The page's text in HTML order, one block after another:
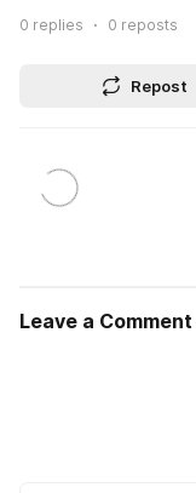
0 replies 0 reposts
Repost
Leave a Comment